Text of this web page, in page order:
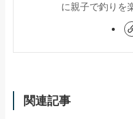
に親子で釣りを
関連記事